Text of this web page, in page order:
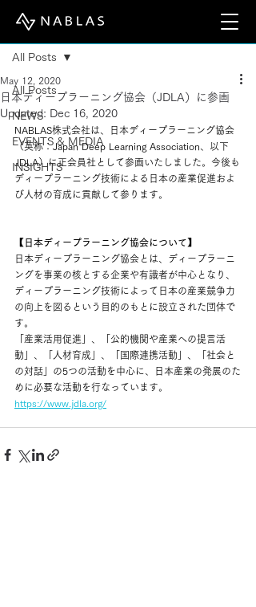
Post
All Posts
NEWS
EVENTS & MEDIA
INSIGHTS
All Posts
日本ディープラーニング協会（JDLA）に参画
May 12, 2020
Updated: Dec 16, 2020
NABLAS株式会社は、日本ディープラーニング協会
（英称：Japan Deep Learning Association、以下
JDLA）に正会員社として参画いたしました。今後も
ディープラーニング技術による日本の産業促進およ
び人材の育成に貢献して参ります。
【日本ディープラーニング協会について】
日本ディープラーニング協会とは、ディープラーニ
ングを事業の核とする企業や有識者が中心となり、
ディープラーニング技術によって日本の産業競争力
の向上を図るという目的のもとに設立された団体で
す。
「産業活用促進」、「公的機関や産業への提言活
動」、「人材育成」、「国際連携活動」、「社会と
の対話」の5つの活動を中心に、日本産業の発展のた
めに必要な活動を行なっています。
https://www.jdla.org/